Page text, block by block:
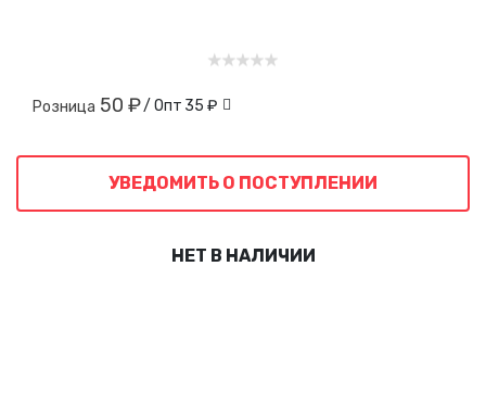
Розница 50 ₽/ Опт 35 ₽
УВЕДОМИТЬ О ПОСТУПЛЕНИИ
НЕТ В НАЛИЧИИ